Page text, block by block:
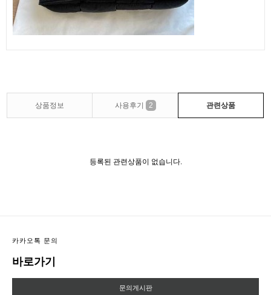
상품정보 사용후기 2 관련상품
등록된 관련상품이 없습니다.
카카오톡 문의
바로가기
문의게시판